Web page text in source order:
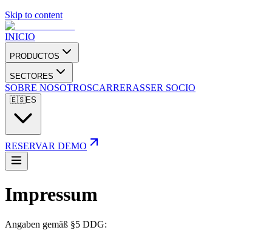
Skip to content
INICIO
PRODUCTOS
SECTORES
SOBRE NOSOTROSCARRERASSER SOCIO
🇪🇸ES
RESERVAR DEMO
Impressum
Angaben gemäß §5 DDG: